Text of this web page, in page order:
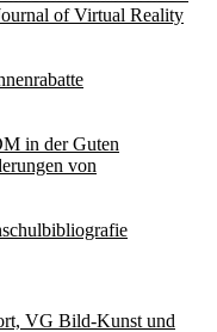
of Virtual Reality
in der Guten
von
VG Bild-Kunst und